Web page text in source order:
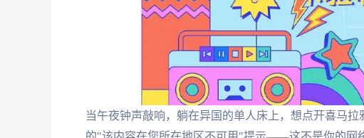
当午夜钟声敲响，躺在异国的单人床上，想点开喜马